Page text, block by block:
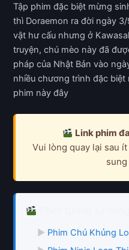
Tập phim đặc biệt mừng
thì Doraemon ra đời ngày
vật hư cấu nhưng ở
truyện, chú mèo này đã
pháp của Nhật Bản vào
nhiều chương trình đặc
phim này đây
Link phim
Vui lòng quay lại sau
▶ Phim Chú Khủng